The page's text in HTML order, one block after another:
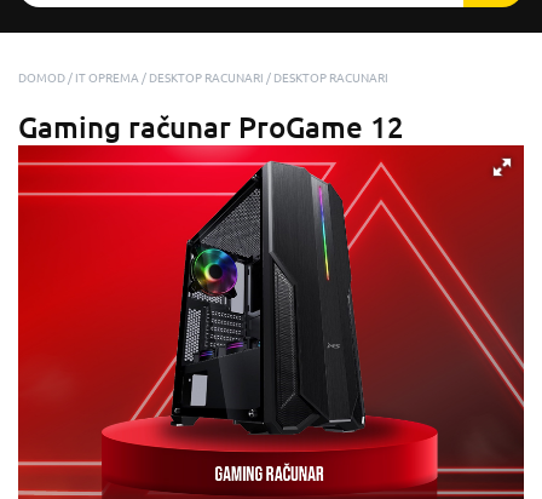
DOMOD IT OPREMA DESKTOP RACUNARI DESKTOP RACUNARI
Gaming računar ProGame 12